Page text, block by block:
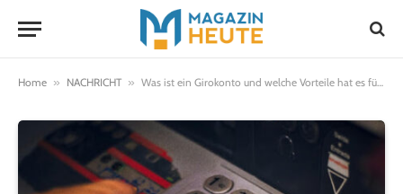
Home » NACHRICHT » Was ist ein Girokonto und welche Vorteile hat es für junge Kunden?